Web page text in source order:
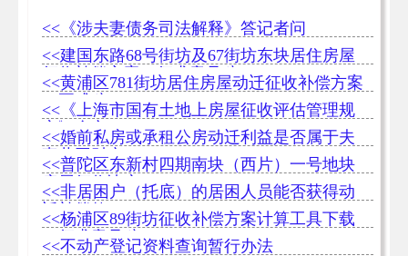
<<《涉夫妻债务司法解释》答记者问
<<建国东路68号街坊及67街坊东块居住房屋
征收补偿方案（征求意见稿）
<<黄浦区781街坊居住房屋动迁征收补偿方案
（正式稿）
<<《上海市国有土地上房屋征收评估管理规
定》全文
<<婚前私房或承租公房动迁利益是否属于夫
妻共同财产
<<普陀区东新村四期南块（西片）一号地块
房屋征收决定
<<非居困户（托底）的居困人员能否获得动
迁补偿款？
<<杨浦区89街坊征收补偿方案计算工具下载
（征求意见稿）
<<不动产登记资料查询暂行办法